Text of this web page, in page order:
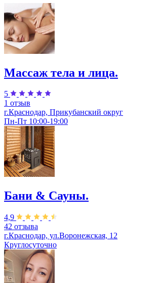
Массаж тела и лица.
5
1 отзыв
г.Краснодар, Прикубанский округ
Пн-Пт 10:00-19:00
Бани & Сауны.
4,9
42 отзыва
г.Краснодар, ул.Воронежская, 12
Круглосуточно